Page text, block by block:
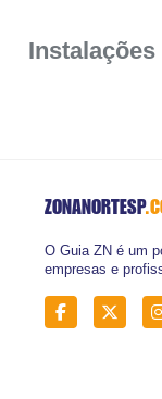
ZONANORTESP
O Guia ZN é um
empresas e